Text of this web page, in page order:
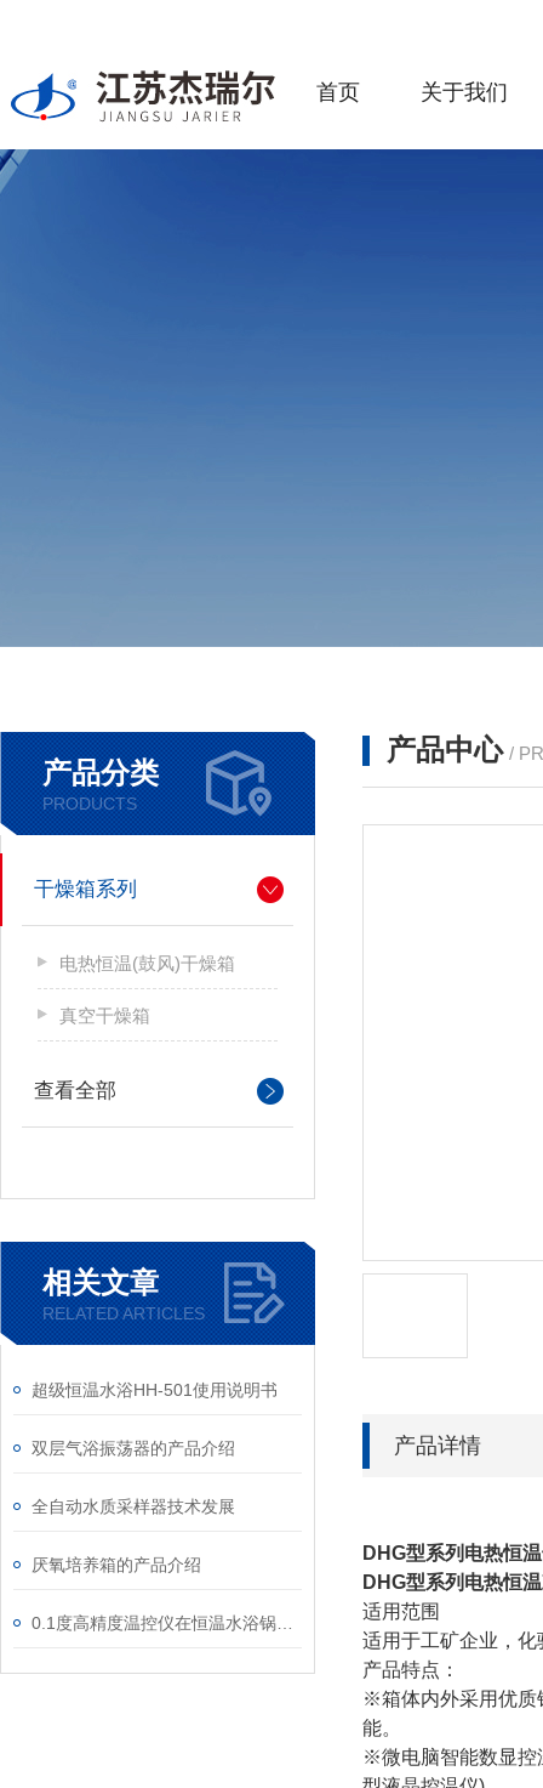
首页 关于我们
产品分类
PRODUCTS
干燥箱系列
电热恒温(鼓风)干燥箱
真空干燥箱
查看全部
相关文章
RELATED ARTICLES
超级恒温水浴HH-501使用说明书
双层气浴振荡器的产品介绍
全自动水质采样器技术发展
厌氧培养箱的产品介绍
产品中心 /
产品详情
DHG型系列电热恒
DHG型系列电热恒
适用范围
适用于工矿企业，
产品特点：
※箱体内外采用优质
能。
※微电脑智能数显控